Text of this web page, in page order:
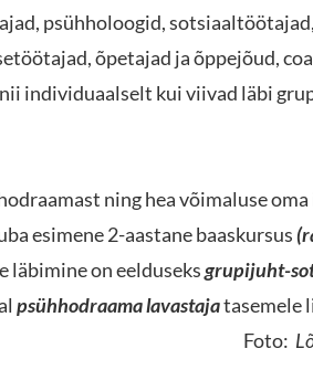
psühholoogid,
õpetajad ja õppejõud,
individuaalselt kui viivad läbi
ning hea võimaluse
esimene 2-aastane baaskursus
läbimine on eelduseksgrupijuht-
psühhodraama lavastaja
L